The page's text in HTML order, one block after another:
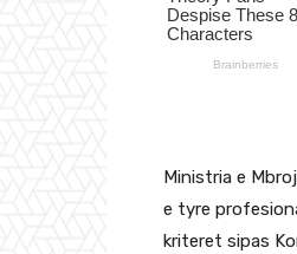
Ministria e
e tyre
kriteret sipas